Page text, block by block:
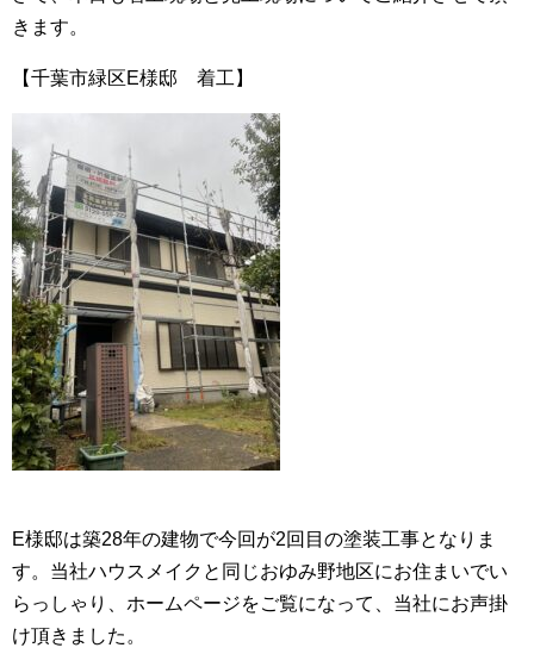
きます。
【千葉市緑区E様邸 着工】
E様邸は築28年の建物で今回が2回目の塗装工事となりま
す。当社ハウスメイクと同じおゆみ野地区にお住まいでい
らっしゃり、ホームページをご覧になって、当社にお声掛
け頂きました。